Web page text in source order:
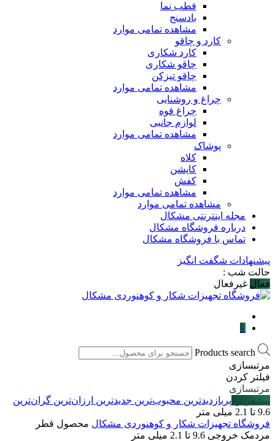
قطب نما
بادسنج
مشاهده تمامی موارد
کارد و چاقو
کارد شکاری
چاقو شکاری
چاقو تیزکن
مشاهده تمامی موارد
چراغ و روشنایی
چراغ قوه
لوازم جانبی
مشاهده تمامی موارد
پوشاک
کلاه
کاپشن
کفش
مشاهده تمامی موارد
مشاهده تمامی موارد
مجله اینترنتی مشکال
درباره فروشگاه مشکال
تماس با فروشگاه مشکال
پیشنهادات شگفت انگیز
حالت شب :
فعال غیرفعال
۰
Products search
مرتبسازی
فیلتر کردن
مرتبسازی
پیشفرض پربازدیدترین محبوب‌ترین جدیدترین ارزان‌ترین گران‌ترین
9.6 تا 2.1 میلی متر
فروشگاه تجهیزات شکار و کوهنوردی مشکال محصول قطر
مردمک خروجی 9.6 تا 2.1 میلی متر